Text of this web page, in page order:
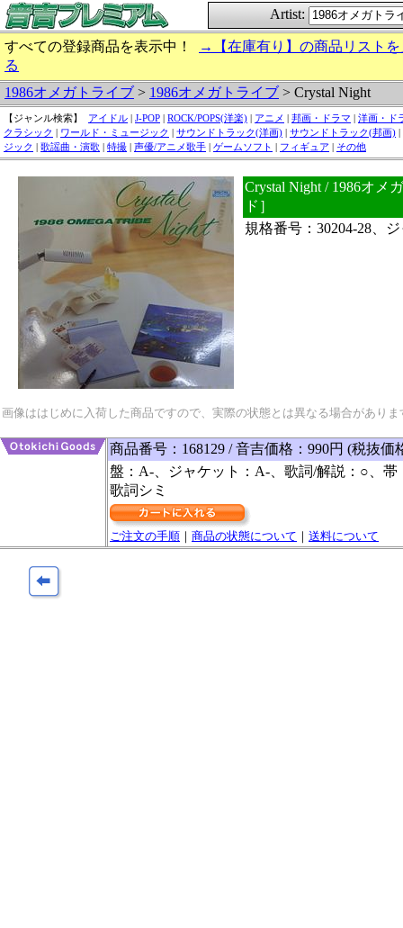
Artist:
すべての登録商品を表示中！
→【在庫有り】の商品リストを
る
1986オメガトライブ > 1986オメガトライブ > Crystal Night
【ジャンル検索】 アイドル | J-POP | ROCK/POPS(洋楽) | アニメ | 邦画・ドラマ | 洋画・ド
クラシック | ワールド・ミュージック | サウンドトラック(洋画) | サウンドトラック(邦画) |
ジック | 歌謡曲・演歌 | 特撮 | 声優/アニメ歌手 | ゲームソフト | フィギュア | その他
Crystal Night / 1986オメ
ド］
規格番号：30204-28、
画像ははじめに入荷した商品ですので、実際の状態とは異なる場合があり
商品番号：168129 / 音吉価格：990円 (税抜価
盤：A-、ジャケット：A-、歌詞/解説：○、帯
歌詞シミ
ご注文の手順 ｜ 商品の状態について ｜ 送料について